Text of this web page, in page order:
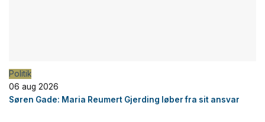
Politik
06 aug 2026
Søren Gade: Maria Reumert Gjerding løber fra sit ansvar